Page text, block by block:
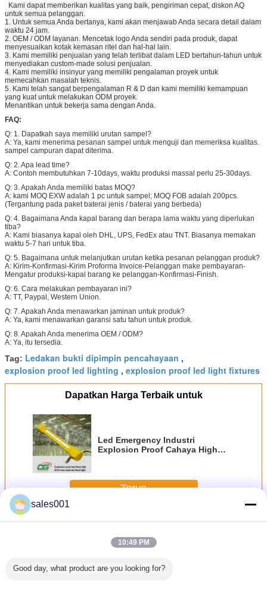
Kami dapat memberikan kualitas yang baik, pengiriman cepat, diskon AQ
untuk semua pelanggan.
1. Untuk semua Anda bertanya, kami akan menjawab Anda secara detail dalam
waktu 24 jam.
2. OEM / ODM layanan. Mencetak logo Anda sendiri pada produk, dapat
menyesuaikan kotak kemasan ritel dan hal-hal lain.
3. Kami memiliki penjualan yang telah terlibat dalam LED bertahun-tahun untuk
menyediakan custom-made solusi penjualan.
4. Kami memiliki insinyur yang memiliki pengalaman proyek untuk
memecahkan masalah teknis.
5. Kami telah sangat berpengalaman R & D dan kami memiliki kemampuan
yang kuat untuk melakukan ODM proyek.
Menantikan untuk bekerja sama dengan Anda.
FAQ:
Q: 1. Dapatkah saya memiliki urutan sampel?
A: Ya, kami menerima pesanan sampel untuk menguji dan memeriksa kualitas.
sampel campuran dapat diterima.
Q: 2. Apa lead time?
A: Contoh membutuhkan 7-10days, waktu produksi massal perlu 25-30days.
Q: 3. Apakah Anda memiliki batas MOQ?
A: kami MOQ EXW adalah 1 pc untuk sampel; MOQ FOB adalah 200pcs.
(Tergantung pada paket baterai jenis / baterai yang berbeda)
Q: 4. Bagaimana Anda kapal barang dan berapa lama waktu yang diperlukan
tiba?
A: Kami biasanya kapal oleh DHL, UPS, FedEx atau TNT. Biasanya memakan
waktu 5-7 hari untuk tiba.
Q: 5. Bagaimana untuk melanjutkan urutan ketika pesanan pelanggan produk?
A: Kirim-Konfirmasi-Kirim Proforma Invoice-Pelanggan make pembayaran-
Mengatur produksi-kapal barang ke pelanggan-Konfirmasi-Finish.
Q: 6. Cara melakukan pembayaran ini?
A: TT, Paypal, Western Union.
Q: 7. Apakah Anda menawarkan jaminan untuk produk?
A: Ya, kami menawarkan garansi satu tahun untuk produk.
Q: 8. Apakah Anda menerima OEM / ODM?
A: Ya, itu tersedia.
Tag: Ledakan bukti dipimpin pencahayaan ,
explosion proof led lighting , explosion proof led light fixtures
Dapatkan Harga Terbaik untuk
Led Emergency Industri
Explosion Proof Cahaya High
Terus
LebihLED Explosion Proof Cahaya
sales001
10:49 PM
Good day, what product are you looking for?